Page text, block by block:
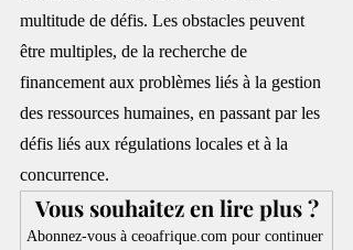
multitude de défis. Les obstacles peuvent
être multiples, de la recherche de
financement aux problèmes liés à la gestion
des ressources humaines, en passant par les
défis liés aux régulations locales et à la
concurrence.
Vous souhaitez en lire plus ?
Abonnez-vous à ceoafrique.com pour continuer